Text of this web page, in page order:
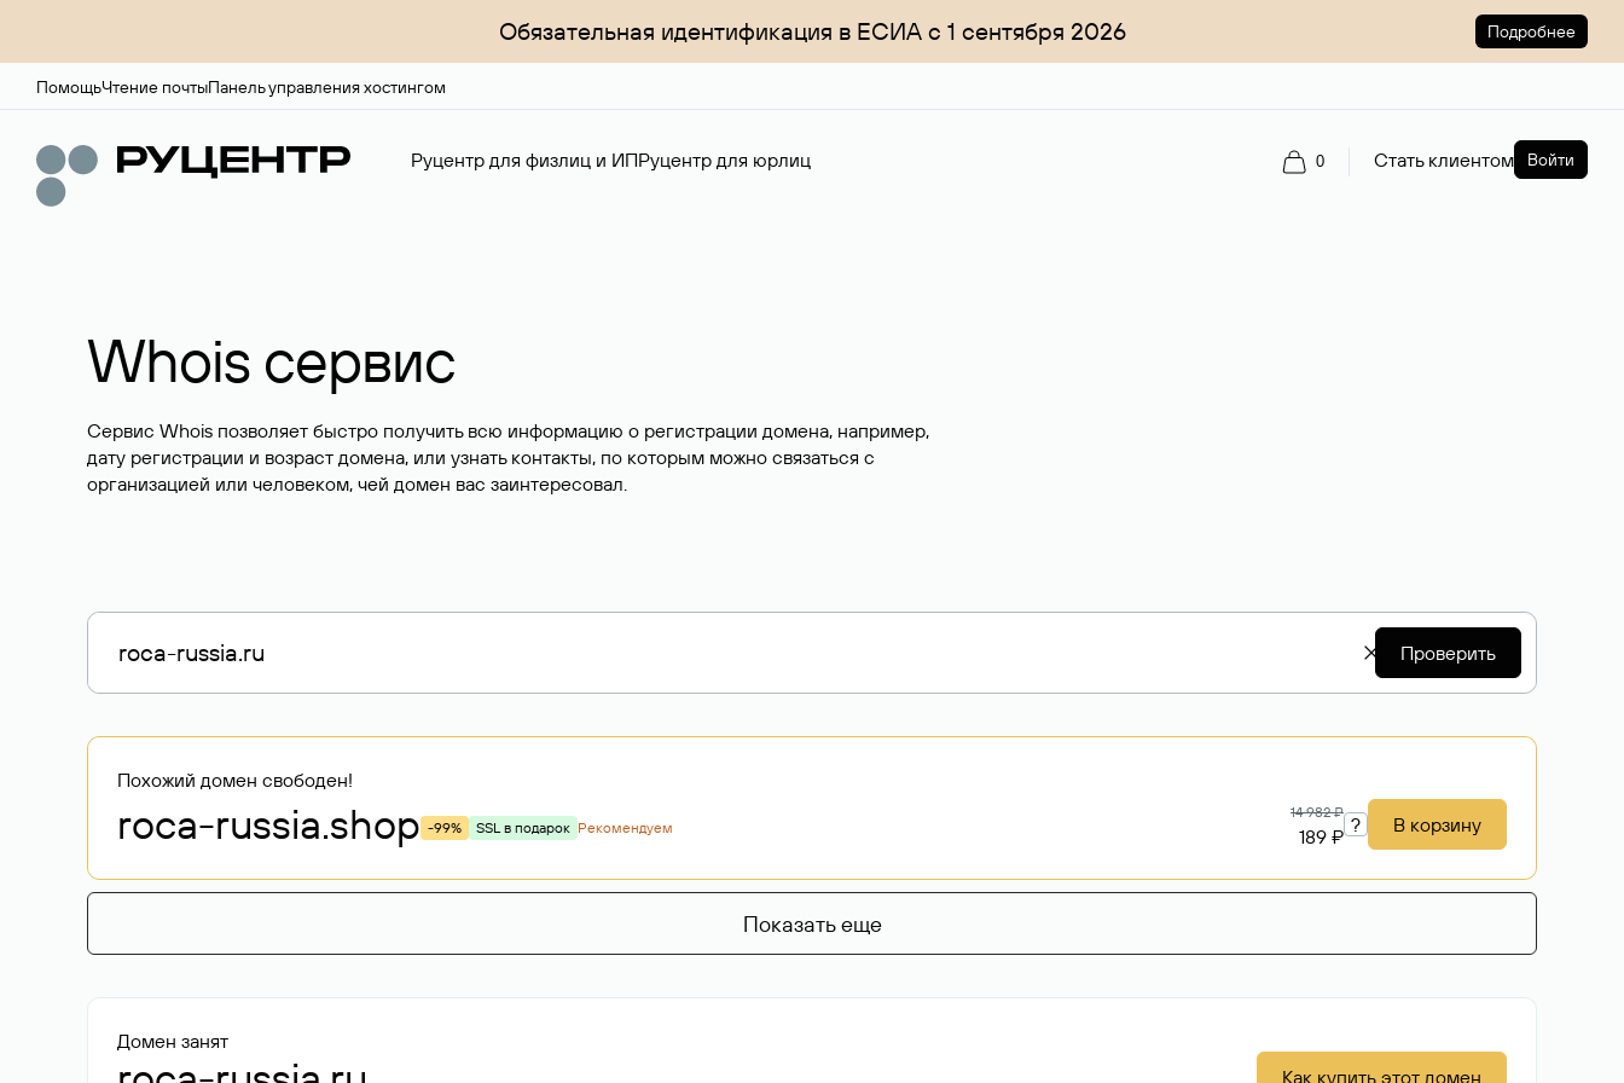
Обязательная идентификация в ЕСИА с 1 сентября 2026 Подробнее
ПомощьЧтение почтыПанель управления хостингом
Руцентр для физлиц и ИПРуцентр для юрлиц 0 Стать клиентом Войти
Whois сервис
Сервис Whois позволяет быстро получить всю информацию о регистрации домена, например,
дату регистрации и возраст домена, или узнать контакты, по которым можно связаться с
организацией или человеком, чей домен вас заинтересовал.
Проверить
Похожий домен свободен!
roca-russia.shop -99% SSL в подарок Рекомендуем
14 982 ₽
189 ₽ ? В корзину
Показать еще
Домен занят
Как купить этот домен